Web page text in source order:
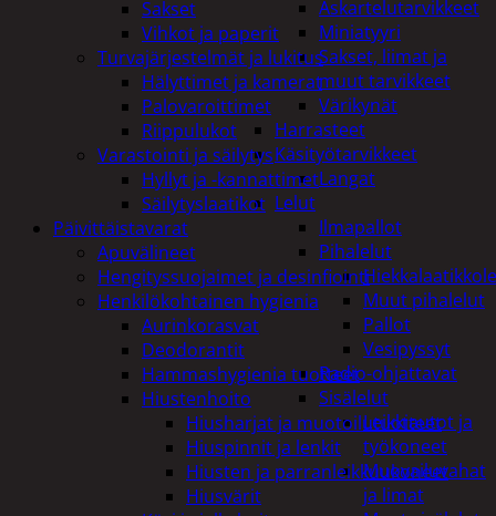
Askartelutarvikkeet
Miniatyyri
Sakset, liimat ja
muut tarvikkeet
Värikynät
Harrasteet
Käsityötarvikkeet
Langat
Lelut
Ilmapallot
Pihalelut
Muut pihalelut
Pallot
Vesipyssyt
Radio-ohjattavat
Sisälelut
Leikkiautot ja
työkoneet
Muovailuvahat
ja limat
Sakset
Vihkot ja paperit
Turvajärjestelmät ja lukitus
Hälyttimet ja kamerat
Palovaroittimet
Riippulukot
Varastointi ja säilytys
Hyllyt ja -kannattimet
Säilytyslaatikot
Päivittäistavarat
Apuvälineet
Hengityssuojaimet ja desinfiointi
Henkilökohtainen hygienia
Aurinkorasvat
Deodorantit
Hammashygienia tuotteet
Hiustenhoito
Hiusharjat ja muotoilutuotteet
Hiuspinnit ja lenkit
Hiusten ja parranleikkuukoneet
Hiusvärit